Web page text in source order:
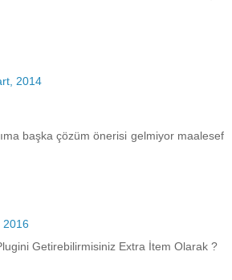
2014
başka çözüm önerisi gelmiyor maalesef
2016
Getirebilirmisiniz Extra İtem Olarak ?